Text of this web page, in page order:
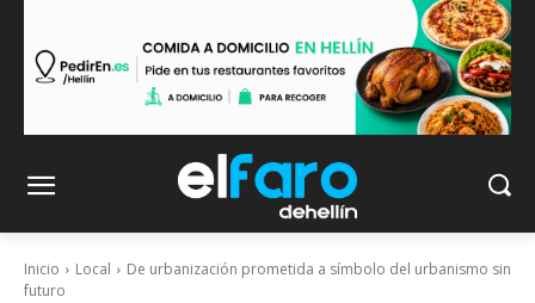
Inicio Local
De urbanización prometida a símbolo del urbanismo sin
futuro